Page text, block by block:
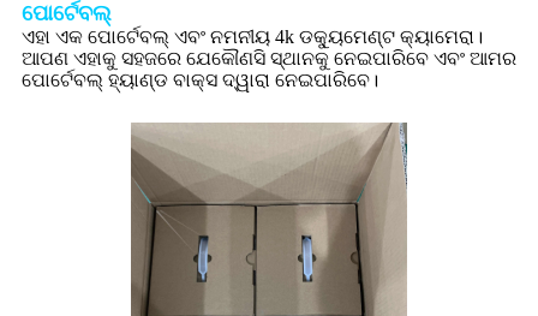
ପୋର୍ଟେବଲ୍
ଏହା ଏକ ପୋର୍ଟେବଲ୍ ଏବଂ ନମନୀୟ 4k ଡକ୍ୟୁମେଣ୍ଟ କ୍ୟାମେରା।
ଆପଣ ଏହାକୁ ସହଜରେ ଯେକୌଣସି ସ୍ଥାନକୁ ନେଇପାରିବେ ଏବଂ ଆମର
ପୋର୍ଟେବଲ୍ ହ୍ୟାଣ୍ଡ ବାକ୍ସ ଦ୍ୱାରା ନେଇପାରିବେ।